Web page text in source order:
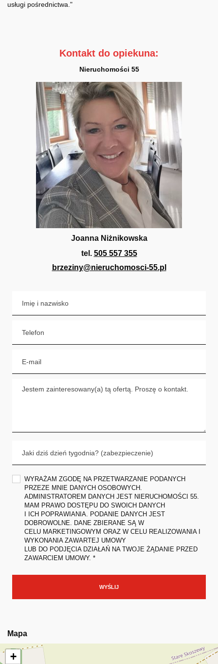
usługi pośrednictwa."
Kontakt do opiekuna:
Nieruchomości 55
Joanna Niżnikowska
tel. 505 557 355
brzeziny@nieruchomosci-55.pl
WYRAŻAM ZGODĘ NA PRZETWARZANIE PODANYCH
PRZEZE MNIE DANYCH OSOBOWYCH.
ADMINISTRATOREM DANYCH JEST NIERUCHOMOŚCI 55.
MAM PRAWO DOSTĘPU DO SWOICH DANYCH
I ICH POPRAWIANIA. PODANIE DANYCH JEST
DOBROWOLNE. DANE ZBIERANE SĄ W
CELU MARKETINGOWYM ORAZ W CELU REALIZOWANIA I
WYKONANIA ZAWARTEJ UMOWY
LUB DO PODJĘCIA DZIAŁAŃ NA TWOJE ŻĄDANIE PRZED
ZAWARCIEM UMOWY. *
Mapa
+